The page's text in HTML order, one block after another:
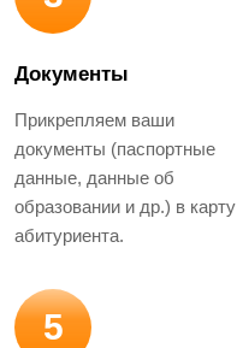
Документы
Прикрепляем ваши
документы (паспортные
данные, данные об
образовании и др.) в карту
абитуриента.
5